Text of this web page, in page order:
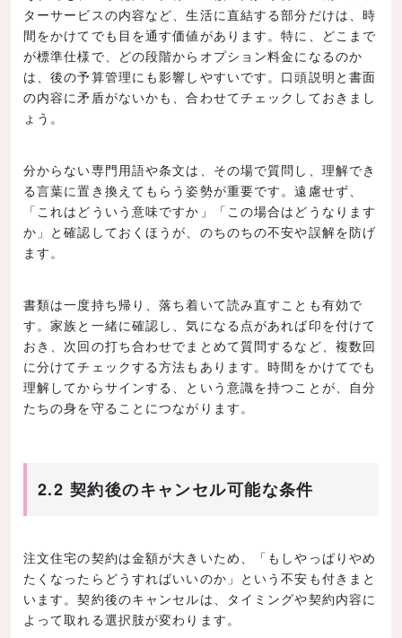
ターサービスの内容など、生活に直結する部分だけは、時
間をかけてでも目を通す価値があります。特に、どこまで
が標準仕様で、どの段階からオプション料金になるのか
は、後の予算管理にも影響しやすいです。口頭説明と書面
の内容に矛盾がないかも、合わせてチェックしておきまし
ょう。
分からない専門用語や条文は、その場で質問し、理解でき
る言葉に置き換えてもらう姿勢が重要です。遠慮せず、
「これはどういう意味ですか」「この場合はどうなります
か」と確認しておくほうが、のちのちの不安や誤解を防げ
ます。
書類は一度持ち帰り、落ち着いて読み直すことも有効で
す。家族と一緒に確認し、気になる点があれば印を付けて
おき、次回の打ち合わせでまとめて質問するなど、複数回
に分けてチェックする方法もあります。時間をかけてでも
理解してからサインする、という意識を持つことが、自分
たちの身を守ることにつながります。
2.2 契約後のキャンセル可能な条件
注文住宅の契約は金額が大きいため、「もしやっぱりやめ
たくなったらどうすればいいのか」という不安も付きまと
います。契約後のキャンセルは、タイミングや契約内容に
よって取れる選択肢が変わります。